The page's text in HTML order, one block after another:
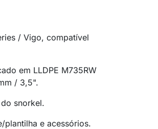
/ Vigo, compatível
em LLDPE M735RW
/ 3,5".
snorkel.
plantilha e acessórios.